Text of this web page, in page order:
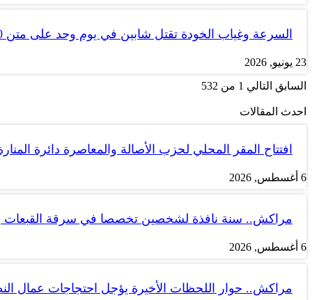
السرعة وغياب الخودة تقتل شابين في يوم وحد على متن tank 50
23 يونيو, 2026
السابق التالي 1 من 532
احدث المقالات
افتتاح المقر المحلي لحزب الأصالة والمعاصرة دائرة
6 أغسطس, 2026
مراكش.. سنة نافذة لشخصين تخصصا في سرقة القبعات
6 أغسطس, 2026
مراكش.. حوار اللحظات الأخيرة يؤجل احتجاجات عمال